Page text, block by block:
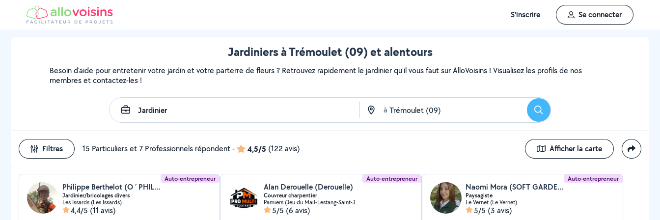
S'inscrire Se connecter
Jardiniers à Trémoulet (09) et alentours
Besoin d'aide pour entretenir votre jardin et votre parterre de fleurs ? Retrouvez rapidement le jardinier qu'il vous faut sur AlloVoisins ! Visualisez les profils de nos
membres et contactez-les !
à Rechercher
Filtres 15 Particuliers et 7 Professionnels répondent- 4,5/5 (122 avis) Afficher la carte
Auto-entrepreneur
Philippe Berthelot (O ´ PHIL DE VOS JARDINS)
Jardinier/bricolages divers
Les Issards (Les Issards)
4,4/5 (11 avis)
Auto-entrepreneur
Alan Derouelle (Derouelle)
Couvreur charpentier
Pamiers (Jeu du Mail-Lestang-Saint-Jean)
5/5 (6 avis)
Auto-entrepreneur
Naomi Mora (SOFT GARDEN)
Paysagiste
Le Vernet (Le Vernet)
5/5 (3 avis)